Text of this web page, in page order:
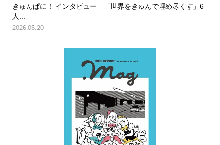
きゅんぱに！ インタビュー 「世界をきゅんで埋め尽くす」6
人...
2026.05.20